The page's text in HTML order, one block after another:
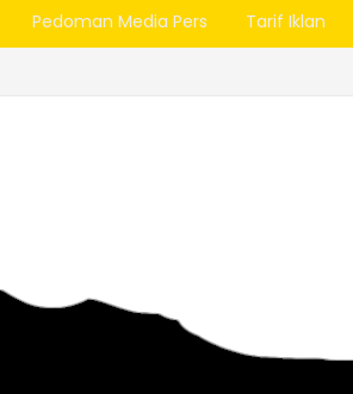
Pedoman Media Pers Tarif Iklan